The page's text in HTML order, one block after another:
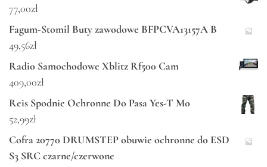
77,00zł
Fagum-Stomil Buty zawodowe BFPCVA13157A B
49,56zł
Radio Samochodowe Xblitz Rf500 Cam
409,00zł
Reis Spodnie Ochronne Do Pasa Yes-T Mo
52,99zł
Cofra 20770 DRUMSTEP obuwie ochronne do ESD
S3 SRC czarne/czerwone